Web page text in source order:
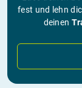
fest und lehn
deinen